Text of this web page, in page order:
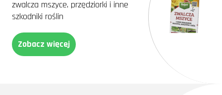
zwalcza mszyce, przędziorki i inne
szkodniki roślin
Zobacz więcej